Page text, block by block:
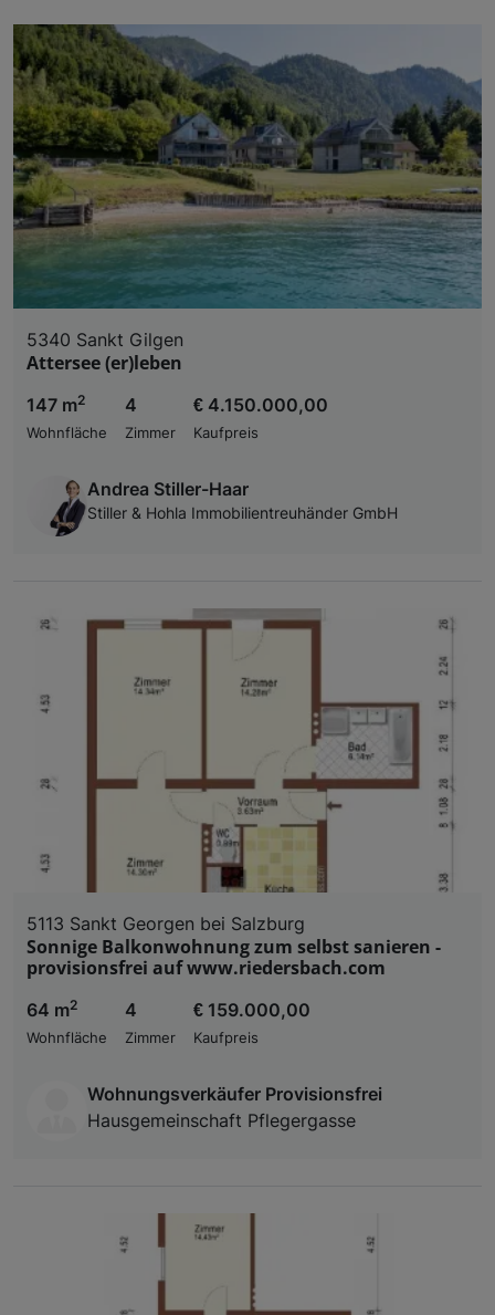
5340 Sankt Gilgen
Attersee (er)leben
147 m2
Wohnfläche
4
Zimmer
€ 4.150.000,00
Kaufpreis
Andrea Stiller-Haar
Stiller & Hohla Immobilientreuhänder GmbH
5113 Sankt Georgen bei Salzburg
Sonnige Balkonwohnung zum selbst sanieren -
provisionsfrei auf www.riedersbach.com
64 m2
Wohnfläche
4
Zimmer
€ 159.000,00
Kaufpreis
Wohnungsverkäufer Provisionsfrei
Hausgemeinschaft Pflegergasse